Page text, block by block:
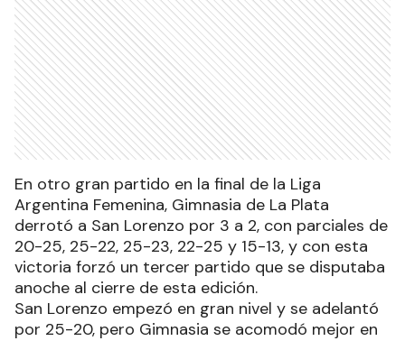
En otro gran partido en la final de la Liga
Argentina Femenina, Gimnasia de La Plata
derrotó a San Lorenzo por 3 a 2, con parciales de
20-25, 25-22, 25-23, 22-25 y 15-13, y con esta
victoria forzó un tercer partido que se disputaba
anoche al cierre de esta edición.
San Lorenzo empezó en gran nivel y se adelantó
por 25-20, pero Gimnasia se acomodó mejor en